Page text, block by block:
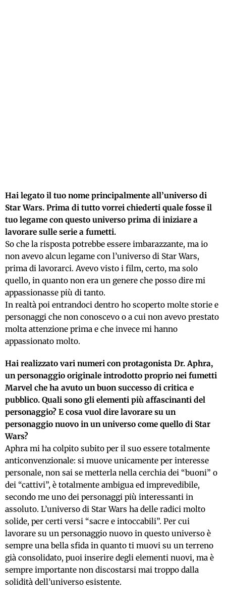
Hai legato il tuo nome principalmente all’universo di
Star Wars. Prima di tutto vorrei chiederti quale fosse il
tuo legame con questo universo prima di iniziare a
lavorare sulle serie a fumetti.
So che la risposta potrebbe essere imbarazzante, ma io
non avevo alcun legame con l’universo di Star Wars,
prima di lavorarci. Avevo visto i film, certo, ma solo
quello, in quanto non era un genere che posso dire mi
appassionasse più di tanto.
In realtà poi entrandoci dentro ho scoperto molte storie e
personaggi che non conoscevo o a cui non avevo prestato
molta attenzione prima e che invece mi hanno
appassionato molto.
Hai realizzato vari numeri con protagonista Dr. Aphra,
un personaggio originale introdotto proprio nei fumetti
Marvel che ha avuto un buon successo di critica e
pubblico. Quali sono gli elementi più affascinanti del
personaggio? E cosa vuol dire lavorare su un
personaggio nuovo in un universo come quello di Star
Wars?
Aphra mi ha colpito subito per il suo essere totalmente
anticonvenzionale: si muove unicamente per interesse
personale, non sai se metterla nella cerchia dei “buoni” o
dei “cattivi”, è totalmente ambigua ed imprevedibile,
secondo me uno dei personaggi più interessanti in
assoluto. L’universo di Star Wars ha delle radici molto
solide, per certi versi “sacre e intoccabili”. Per cui
lavorare su un personaggio nuovo in questo universo è
sempre una bella sfida in quanto ti muovi su un terreno
già consolidato, puoi inserire degli elementi nuovi, ma è
sempre importante non discostarsi mai troppo dalla
solidità dell’universo esistente.